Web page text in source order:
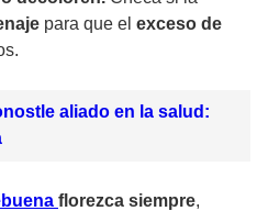
para que el exceso de
aliado en la salud:
florezca siempre,